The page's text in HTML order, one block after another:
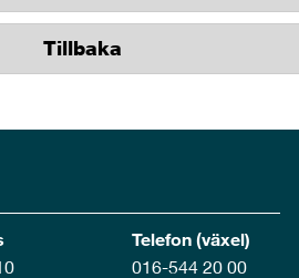
Tillbaka
Telefon (växel)
016-544 20 00